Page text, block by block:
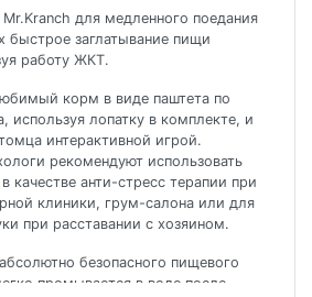
для медленного поедания
быстрое заглатывание пищи
работу ЖКТ.
корм в виде паштета по
используя лопатку в комплекте, и
интерактивной игрой.
рекомендуют использовать
качестве анти-стресс терапии при
клиники, грум-салона или для
при расставании с хозяином.
безопасного пищевого
промывается в воде после